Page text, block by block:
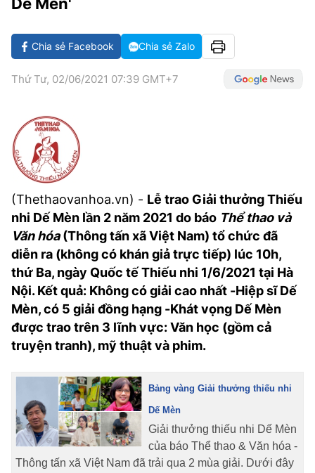
GOLF
CÁC CÚP CHÂU ÂU
BẢNG XẾP HẠNG
VĂN HÓA
DIỄN ĐÀN
NHỊP ĐẬP SỨC KHỎE
GIẢI TRÍ
KBIZ
ĐIỂM ĐẾN
ẢNH
ẨM THỰC
TƯ VẤN
HIGHTECH
TIÊU ĐIỂM - SPOTLIGHT
BẠN CẦN BIẾT
INFOGRAPHIC
E-MAGAZINE
ẢNH
BÁO GIẤY
TRA CỨU PHƯỜNG XÃ
CỐNG HIẾN
BÙI XUÂN PHÁI
TIỆN ÍCH
LIÊN HỆ QUẢNG CÁO
Chia sẻ Facebook Chia sẻ Zalo
Thứ Tư, 02/06/2021 07:39 GMT+7
(Thethaovanhoa.vn) - Lễ trao Giải thưởng Thiếu
nhi Dế Mèn lần 2 năm 2021 do báo Thể thao và
Văn hóa(Thông tấn xã Việt Nam) tổ chức đã
diễn ra (không có khán giả trực tiếp) lúc 10h,
thứ Ba, ngày Quốc tế Thiếu nhi 1/6/2021 tại Hà
Nội. Kết quả: Không có giải cao nhất -Hiệp sĩ Dế
Mèn, có 5 giải đồng hạng -Khát vọng Dế Mèn
được trao trên 3 lĩnh vực: Văn học (gồm cả
truyện tranh), mỹ thuật và phim.
Bảng vàng Giải thưởng thiếu nhi
Dế Mèn
Giải thưởng thiếu nhi Dế Mèn
của báo Thể thao & Văn hóa -
Thông tấn xã Việt Nam đã trải qua 2 mùa giải. Dưới đây